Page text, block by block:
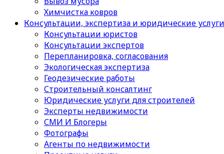
Химчистка ковров
Консультации, экспертиза и юридические услуги
Консультации юристов
Консультации экспертов
Перепланировка, согласования
Экологическая экспертиза
Геодезические работы
Строительный консалтинг
Юридические услуги для строителей
Эксперты недвижимости
СМИ И Блогеры
Фотографы
Агенты по недвижимости